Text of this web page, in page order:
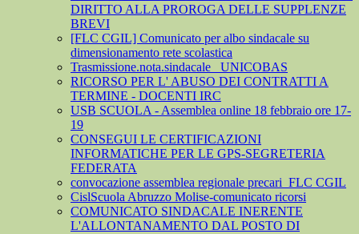
DIRITTO ALLA PROROGA DELLE SUPPLENZE
BREVI
[FLC CGIL] Comunicato per albo sindacale su
dimensionamento rete scolastica
Trasmissione.nota.sindacale _UNICOBAS
RICORSO PER L' ABUSO DEI CONTRATTI A
TERMINE - DOCENTI IRC
USB SCUOLA - Assemblea online 18 febbraio ore 17-
19
CONSEGUI LE CERTIFICAZIONI
INFORMATICHE PER LE GPS-SEGRETERIA
FEDERATA
convocazione assemblea regionale precari_FLC CGIL
CislScuola Abruzzo Molise-comunicato ricorsi
COMUNICATO SINDACALE INERENTE
L'ALLONTANAMENTO DAL POSTO DI